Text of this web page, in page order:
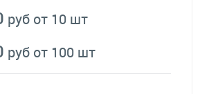
руб от 10 шт
руб от 100 шт